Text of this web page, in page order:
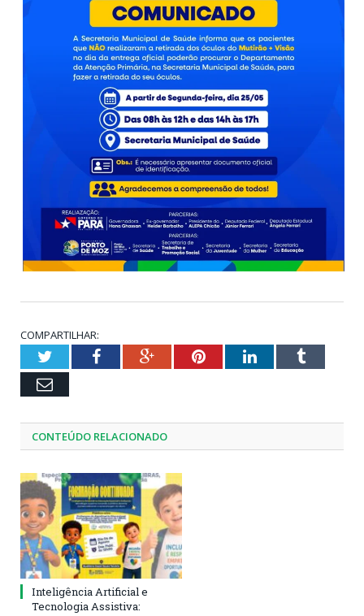
COMPARTILHAR:
TwitterFacebookGoogle+PinterestLinkedInTumblr
Email
CONTEÚDO RELACIONADO
Inteligência Artificial e
Tecnologia Assistiva: